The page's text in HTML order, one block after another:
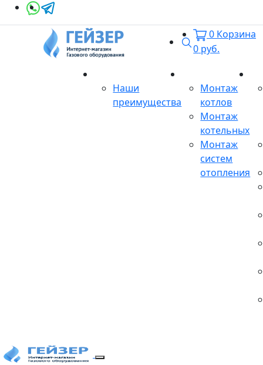
Поиск
0 Корзина
0 руб.
Наши
преимущества
Монтаж
котлов
Монтаж
котельных
Монтаж
систем
отопления